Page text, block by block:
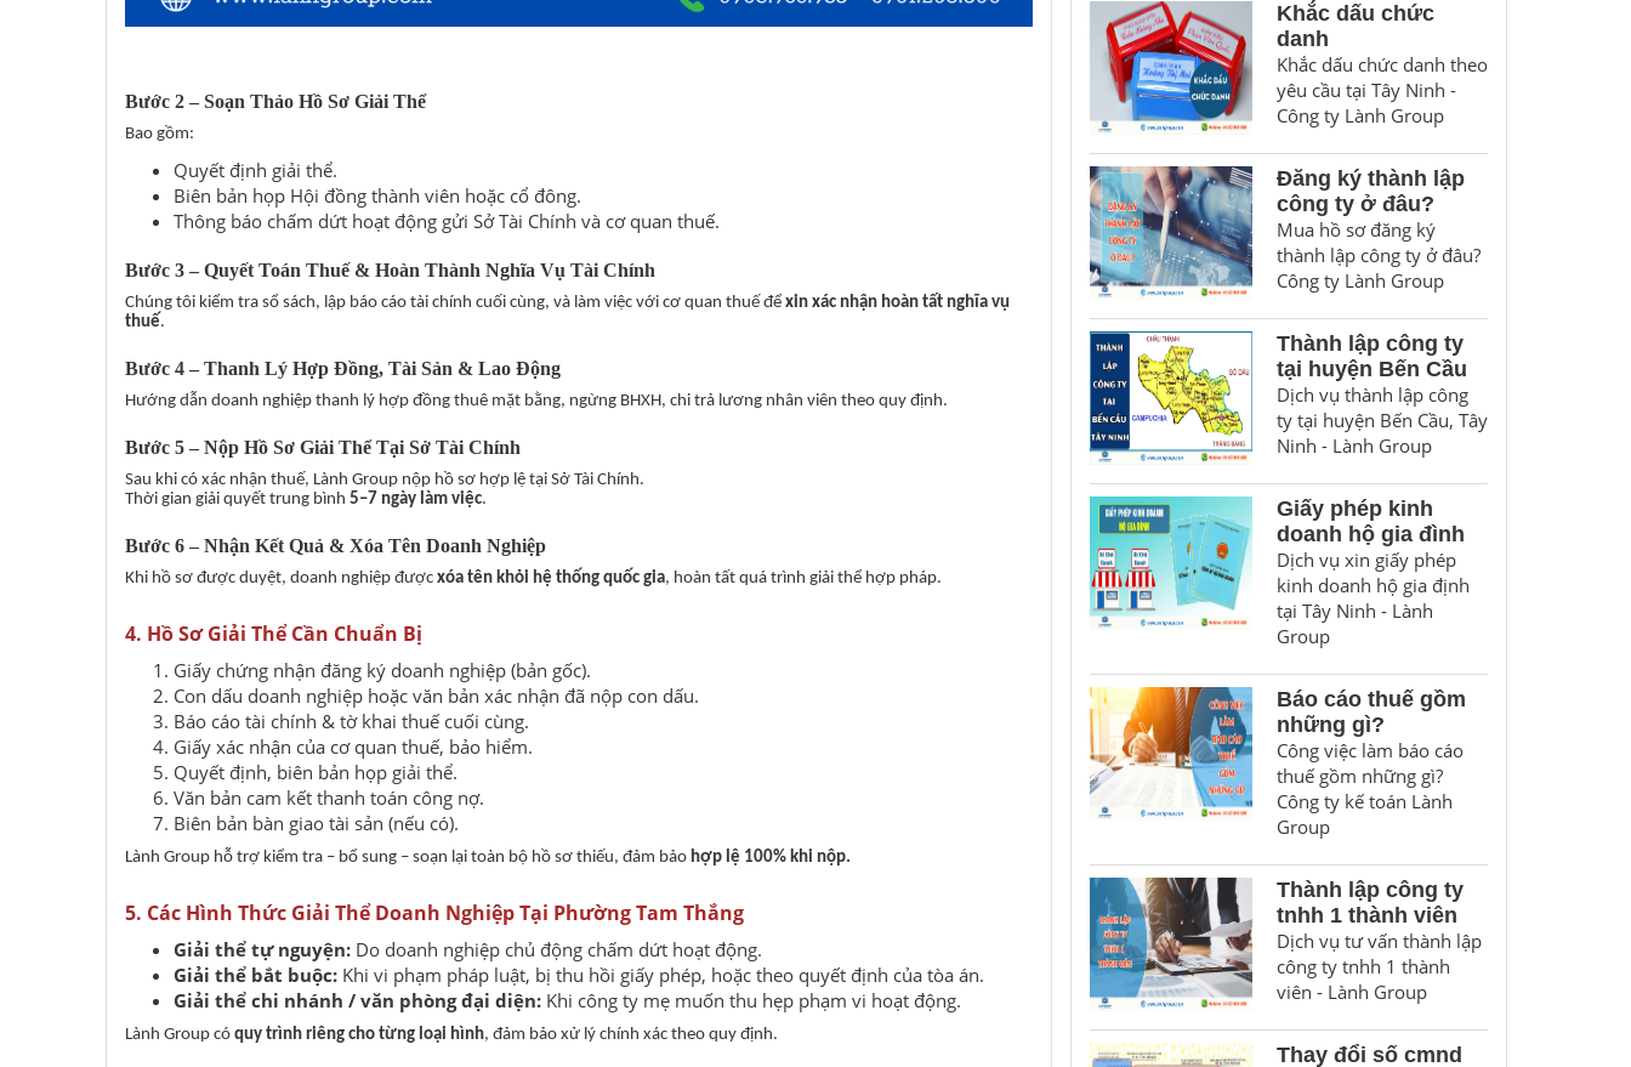
Bước 2 – Soạn Thảo Hồ Sơ Giải Thể
Bao gồm:
Quyết định giải thể.
Biên bản họp Hội đồng thành viên hoặc cổ đông.
Thông báo chấm dứt hoạt động gửi Sở Tài Chính và cơ quan thuế.
Bước 3 – Quyết Toán Thuế & Hoàn Thành Nghĩa Vụ Tài Chính
Chúng tôi kiểm tra sổ sách, lập báo cáo tài chính cuối cùng, và làm việc với cơ quan thuế để xin xác nhận hoàn tất nghĩa vụ
thuế.
Bước 4 – Thanh Lý Hợp Đồng, Tài Sản & Lao Động
Hướng dẫn doanh nghiệp thanh lý hợp đồng thuê mặt bằng, ngừng BHXH, chi trả lương nhân viên theo quy định.
Bước 5 – Nộp Hồ Sơ Giải Thể Tại Sở Tài Chính
Sau khi có xác nhận thuế, Lành Group nộp hồ sơ hợp lệ tại Sở Tài Chính.
Thời gian giải quyết trung bình 5–7 ngày làm việc.
Bước 6 – Nhận Kết Quả & Xóa Tên Doanh Nghiệp
Khi hồ sơ được duyệt, doanh nghiệp được xóa tên khỏi hệ thống quốc gia, hoàn tất quá trình giải thể hợp pháp.
4. Hồ Sơ Giải Thể Cần Chuẩn Bị
Giấy chứng nhận đăng ký doanh nghiệp (bản gốc).
Con dấu doanh nghiệp hoặc văn bản xác nhận đã nộp con dấu.
Báo cáo tài chính & tờ khai thuế cuối cùng.
Giấy xác nhận của cơ quan thuế, bảo hiểm.
Quyết định, biên bản họp giải thể.
Văn bản cam kết thanh toán công nợ.
Biên bản bàn giao tài sản (nếu có).
Lành Group hỗ trợ kiểm tra – bổ sung – soạn lại toàn bộ hồ sơ thiếu, đảm bảo hợp lệ 100% khi nộp.
5. Các Hình Thức Giải Thể Doanh Nghiệp Tại Phường Tam Thắng
Giải thể tự nguyện: Do doanh nghiệp chủ động chấm dứt hoạt động.
Giải thể bắt buộc: Khi vi phạm pháp luật, bị thu hồi giấy phép, hoặc theo quyết định của tòa án.
Giải thể chi nhánh / văn phòng đại diện: Khi công ty mẹ muốn thu hẹp phạm vi hoạt động.
Lành Group có quy trình riêng cho từng loại hình, đảm bảo xử lý chính xác theo quy định.
Khắc dấu chức
danh
Khắc dấu chức danh theo
yêu cầu tại Tây Ninh -
Công ty Lành Group
Đăng ký thành lập
công ty ở đâu?
Mua hồ sơ đăng ký
thành lập công ty ở đâu?
Công ty Lành Group
Thành lập công ty
tại huyện Bến Cầu
Dịch vụ thành lập công
ty tại huyện Bến Cầu, Tây
Ninh - Lành Group
Giấy phép kinh
doanh hộ gia đình
Dịch vụ xin giấy phép
kinh doanh hộ gia định
tại Tây Ninh - Lành
Group
Báo cáo thuế gồm
những gì?
Công việc làm báo cáo
thuế gồm những gì?
Công ty kế toán Lành
Group
Thành lập công ty
tnhh 1 thành viên
Dịch vụ tư vấn thành lập
công ty tnhh 1 thành
viên - Lành Group
Thay đổi số cmnd